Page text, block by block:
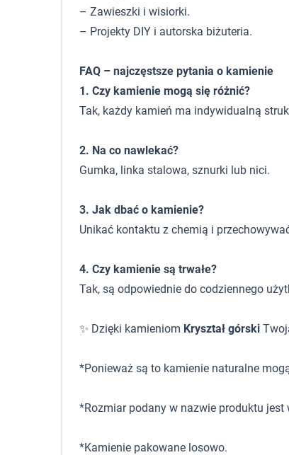
– Zawieszki i wisiorki.
– Projekty DIY i autorska biżuteria.
FAQ – najczęstsze pytania o kamienie
1. Czy kamienie mogą się różnić?
Tak, każdy kamień ma indywidualną
2. Na co nawlekać?
Gumka, linka stalowa, sznurki lub nici.
3. Jak dbać o kamienie?
Unikać kontaktu z chemią i
4. Czy kamienie są trwałe?
Tak, są odpowiednie do codziennego
✨ Dzięki kamieniom Kryształ górski
*Ponieważ są to kamienie naturalne
*Rozmiar podany w nazwie produktu jest
*Kamienie pakowane losowo.